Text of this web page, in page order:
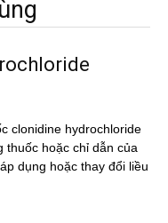
clonidine hydrochloride
hoặc chỉ dẫn của
dụng hoặc thay đổi liều